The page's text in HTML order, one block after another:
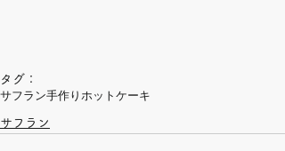
タグ：
サフラン手作り ホットケーキ
サフラン